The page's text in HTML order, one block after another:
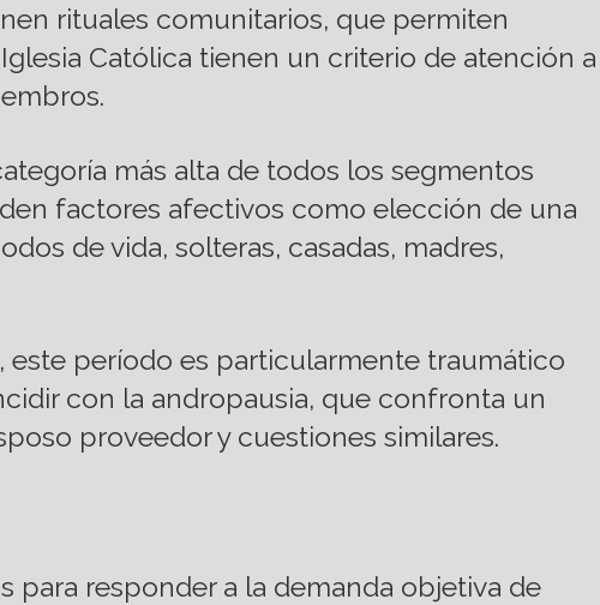
rituales comunitarios, que permiten
Católica tienen un criterio de atención a
más alta de todos los segmentos
factores afectivos como elección de una
de vida, solteras, casadas, madres,
este período es particularmente traumático
con la andropausia, que confronta un
proveedor y cuestiones similares.
para responder a la demanda objetiva de